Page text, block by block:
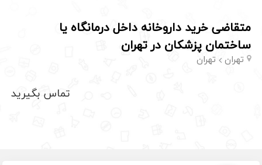
متقاضی خرید داروخانه داخل درمانگاه یا
ساختمان پزشکان در تهران
تهران تهران
تماس بگیرید